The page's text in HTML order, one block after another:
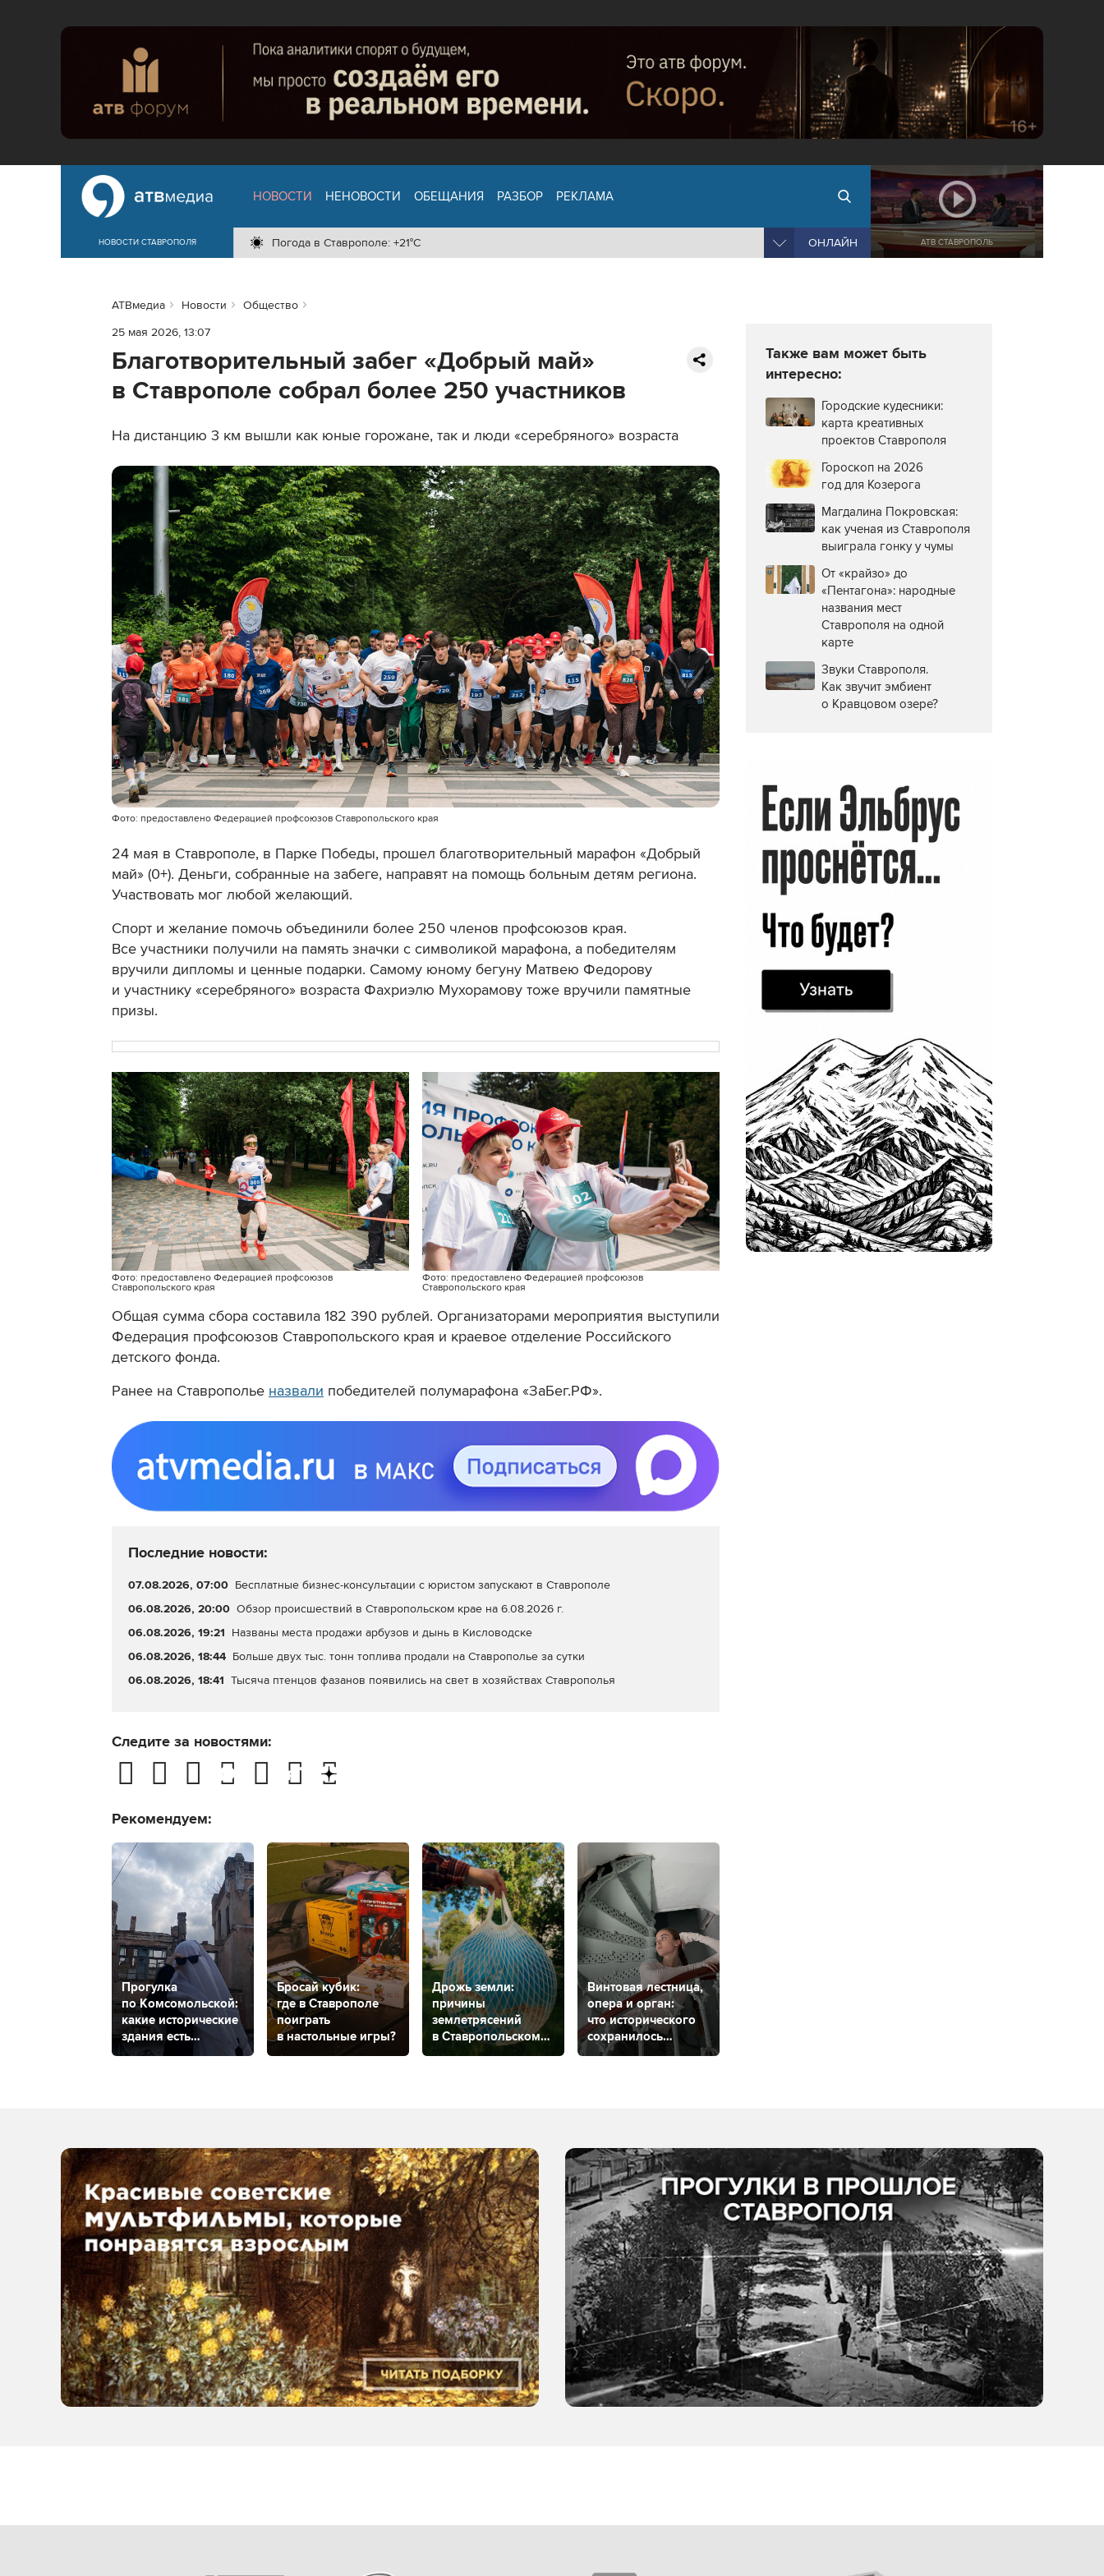
НОВОСТИ СТАВРОПОЛЯ
НОВОСТИ НЕНОВОСТИ ОБЕЩАНИЯ РАЗБОР РЕКЛАМА
Погода в Ставрополе: +21°C ОНЛАЙН АТВ СТАВРОПОЛЬ
АТВмедиа Новости
Общество
25 мая 2026, 13:07
Благотворительный забег «Добрый май»
в Ставрополе собрал более 250 участников
На дистанцию 3 км вышли как юные горожане, так и люди «серебряного» возраста
Фото: предоставлено Федерацией профсоюзов Ставропольского края
24 мая в Ставрополе, в Парке Победы, прошел благотворительный марафон «Добрый
май» (0+). Деньги, собранные на забеге, направят на помощь больным детям региона.
Участвовать мог любой желающий.
Спорт и желание помочь объединили более 250 членов профсоюзов края.
Все участники получили на память значки с символикой марафона, а победителям
вручили дипломы и ценные подарки. Самому юному бегуну Матвею Федорову
и участнику «серебряного» возраста Фахриэлю Мухорамову тоже вручили памятные
призы.
Фото: предоставлено Федерацией профсоюзов
Ставропольского края
Фото: предоставлено Федерацией профсоюзов
Ставропольского края
Общая сумма сбора составила 182 390 рублей. Организаторами мероприятия выступили
Федерация профсоюзов Ставропольского края и краевое отделение Российского
детского фонда.
Ранее на Ставрополье назвали победителей полумарафона «ЗаБег.РФ».
Последние новости:
07.08.2026, 07:00 Бесплатные бизнес-консультации с юристом запускают в Ставрополе
06.08.2026, 20:00 Обзор происшествий в Ставропольском крае на 6.08.2026 г.
06.08.2026, 19:21 Названы места продажи арбузов и дынь в Кисловодске
06.08.2026, 18:44 Больше двух тыс. тонн топлива продали на Ставрополье за сутки
06.08.2026, 18:41 Тысяча птенцов фазанов появились на свет в хозяйствах Ставрополья
Следите за новостями:
Рекомендуем:
Прогулка
по Комсомольской:
какие исторические
здания есть
на одной из самых
Бросай кубик:
где в Ставрополе
поиграть
в настольные игры?
Дрожь земли:
причины
землетрясений
в Ставропольском
крае, прогнозы
Винтовая лестница,
опера и орган:
что исторического
сохранилось
в музыкальном
Также вам может быть
интересно:
Городские кудесники:
карта креативных
проектов Ставрополя
Гороскоп на 2026
год для Козерога
Магдалина Покровская:
как ученая из Ставрополя
выиграла гонку у чумы
От «крайзо» до
«Пентагона»: народные
названия мест
Ставрополя на одной
карте
Звуки Ставрополя.
Как звучит эмбиент
о Кравцовом озере?